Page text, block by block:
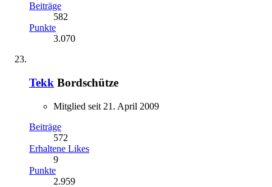
Beiträge
582
Punkte
3.070
Tekk Bordschütze
Mitglied seit 21. April 2009
Beiträge
572
Erhaltene Likes
9
Punkte
2.959